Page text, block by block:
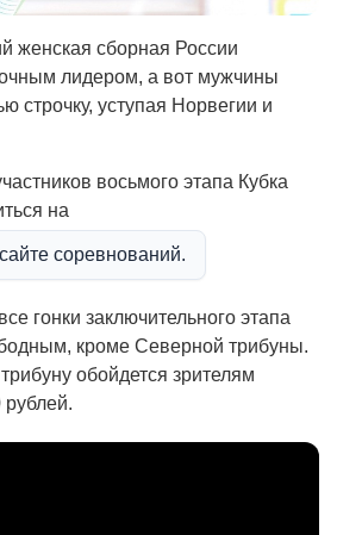
женская сборная России
лидером, а вот мужчины
строчку, уступая Норвегии и
восьмого этапа Кубка
на
соревнований.
гонки заключительного этапа
кроме Северной трибуны.
обойдется зрителям